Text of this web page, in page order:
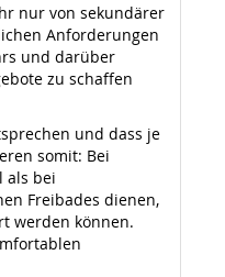
nur von sekundärer
Anforderungen
und darüber
zu schaffen
und dass je
somit: Bei
als bei
Freibades dienen,
werden können.